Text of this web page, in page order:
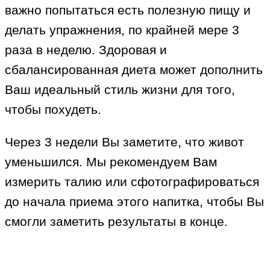
важно попытаться есть полезную пищу и
делать упражнения, по крайней мере 3
раза в неделю. Здоровая и
сбалансированная диета может дополнить
Ваш идеальный стиль жизни для того,
чтобы похудеть.
Через 3 недели Вы заметите, что живот
уменьшился. Мы рекомендуем Вам
измерить талию или сфотографироваться
до начала приема этого напитка, чтобы Вы
смогли заметить результаты в конце.